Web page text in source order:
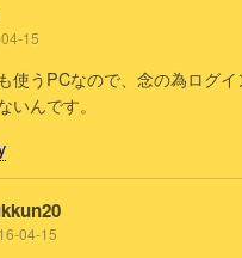
15
使うPCなので、念の為ログ
いんです。
04-15